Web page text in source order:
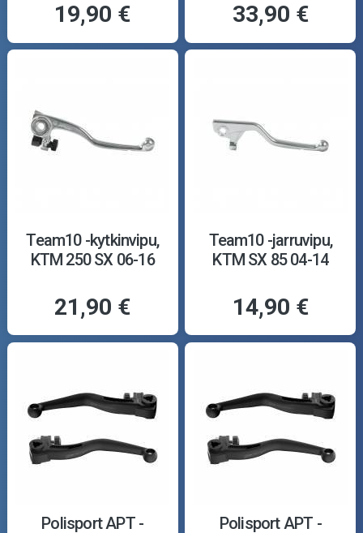
19,90 € 33,90 €
Team10 -kytkinvipu,
KTM 250 SX 06-16
21,90 €
Team10 -jarruvipu,
KTM SX 85 04-14
14,90 €
Polisport APT -
Polisport APT -